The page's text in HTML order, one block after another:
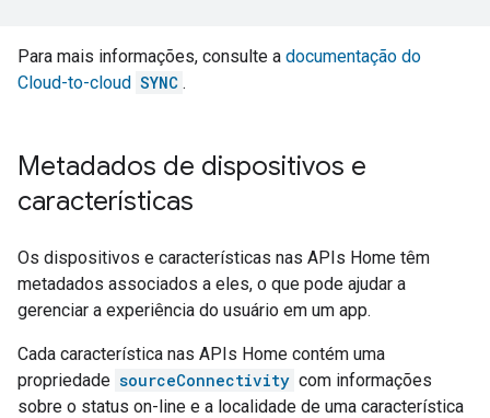
Para mais informações, consulte a documentação do
Cloud-to-cloud SYNC .
Metadados de dispositivos e
características
Os dispositivos e características nas APIs Home têm
metadados associados a eles, o que pode ajudar a
gerenciar a experiência do usuário em um app.
Cada característica nas APIs Home contém uma
propriedade sourceConnectivity com informações
sobre o status on-line e a localidade de uma característica